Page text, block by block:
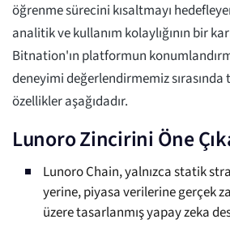
öğrenme sürecini kısaltmayı
analitik ve kullanım kolaylığının bir
Bitnation'ın platformun
deneyimi değerlendirmemiz
özellikler aşağıdadır.
Lunoro Zincirini Öne
Lunoro Chain, yalnızca statik
yerine, piyasa verilerine gerçek
üzere tasarlanmış yapay zeka